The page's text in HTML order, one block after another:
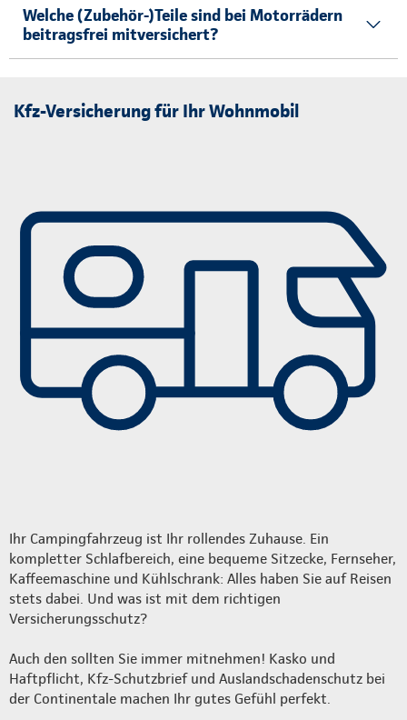
Welche (Zubehör-)Teile sind bei Motorrädern
beitragsfrei mitversichert?
Kfz-Versicherung für Ihr Wohnmobil
Ihr Campingfahrzeug ist Ihr rollendes Zuhause. Ein
kompletter Schlafbereich, eine bequeme Sitzecke, Fernseher,
Kaffeemaschine und Kühlschrank: Alles haben Sie auf Reisen
stets dabei. Und was ist mit dem richtigen
Versicherungsschutz?
Auch den sollten Sie immer mitnehmen! Kasko und
Haftpflicht, Kfz-Schutzbrief und Auslandschadenschutz bei
der Continentale machen Ihr gutes Gefühl perfekt.